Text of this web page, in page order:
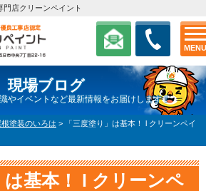
MENU
門店クリーンペイント
現場ブログ
やイベントなど最新情報をお届けします！
塗装のいろは >
「三度塗り」は基本！ l クリーンペイ
は基本！ l クリーンペ